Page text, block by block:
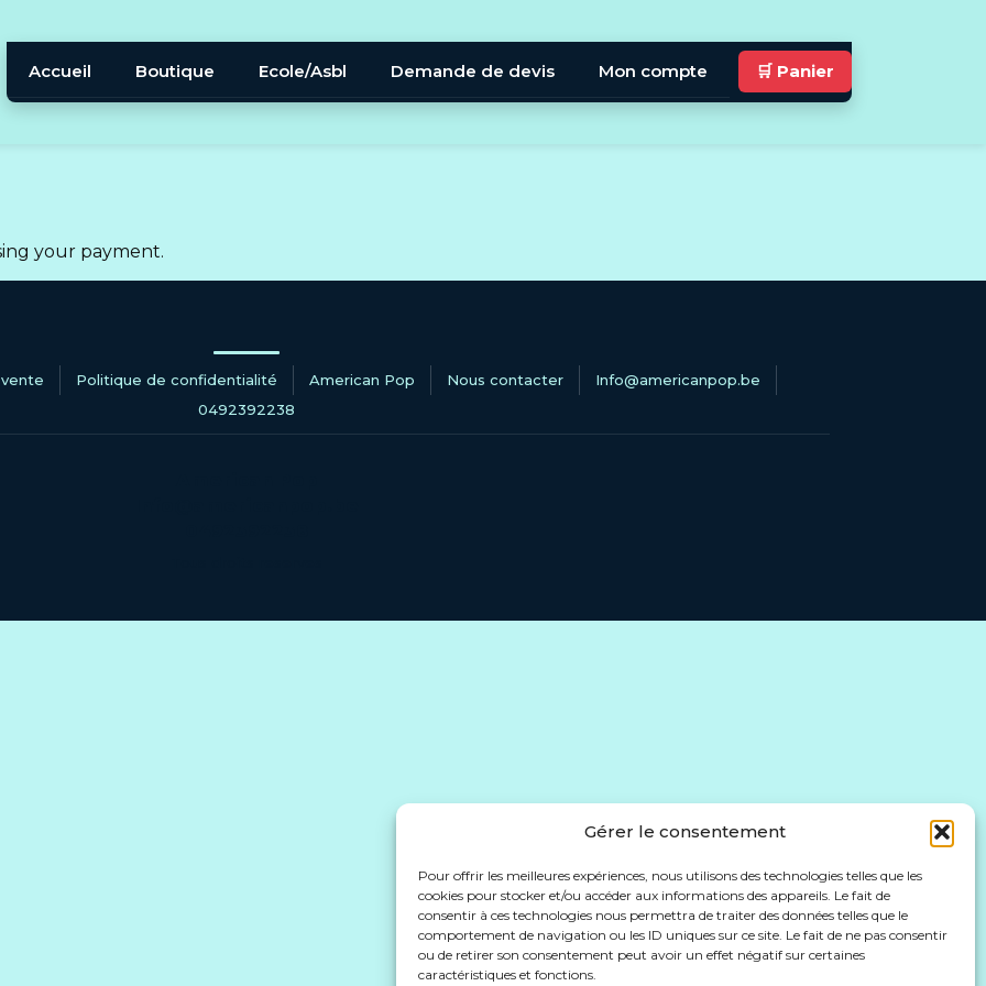
Gérer le consentement
Pour offrir les meilleures expériences, nous utilisons des technologies telles que les
cookies pour stocker et/ou accéder aux informations des appareils. Le fait de
consentir à ces technologies nous permettra de traiter des données telles que le
comportement de navigation ou les ID uniques sur ce site. Le fait de ne pas consentir
ou de retirer son consentement peut avoir un effet négatif sur certaines
caractéristiques et fonctions.
Accueil Boutique Ecole/Asbl Demande de devis Mon compte 🛒 Panier
your payment.
Politique de confidentialité American Pop Nous contacter
Info@americanpop.be
0492392238